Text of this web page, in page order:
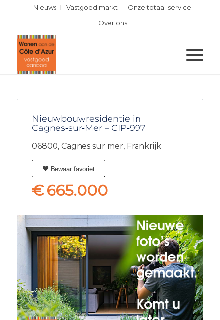
Nieuws Vastgoed markt
Onze totaal-service
Over ons
Nieuwbouwresidentie in
Cagnes‑sur‑Mer – CIP‑997
06800, Cagnes sur mer, Frankrijk
Bewaar favoriet
€665.000